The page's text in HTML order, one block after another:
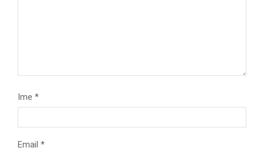
Ime *
Email *